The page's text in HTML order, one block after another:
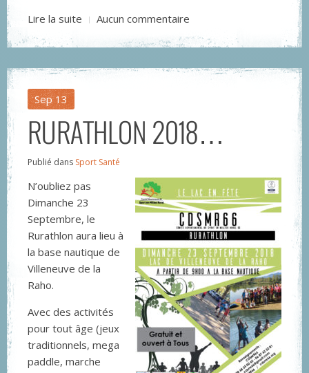
Lire la suite
Aucun commentaire
Sep 13
RURATHLON 2018…
Publié dans Sport Santé
N’oubliez pas
Dimanche 23
Septembre, le
Rurathlon aura lieu à
la base nautique de
Villeneuve de la
Raho.
Avec des activités
pour tout âge (jeux
traditionnels, mega
paddle, marche